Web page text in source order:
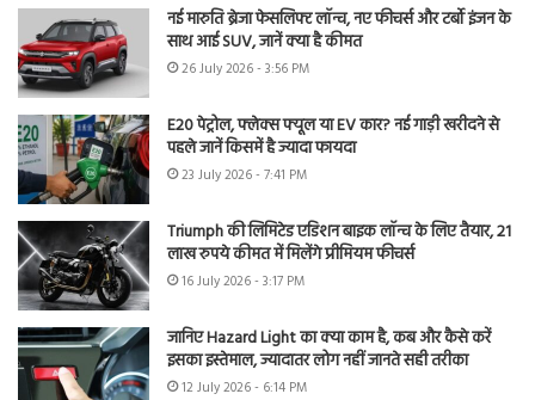
नई मारुति ब्रेजा फेसलिफ्ट लॉन्च, नए फीचर्स और टर्बो इंजन के
साथ आई SUV, जानें क्या है कीमत
26 July 2026 - 3:56 PM
E20 पेट्रोल, फ्लेक्स फ्यूल या EV कार? नई गाड़ी खरीदने से
पहले जानें किसमें है ज्यादा फायदा
23 July 2026 - 7:41 PM
Triumph की लिमिटेड एडिशन बाइक लॉन्च के लिए तैयार, 21
लाख रुपये कीमत में मिलेंगे प्रीमियम फीचर्स
16 July 2026 - 3:17 PM
जानिए Hazard Light का क्या काम है, कब और कैसे करें
इसका इस्तेमाल, ज्यादातर लोग नहीं जानते सही तरीका
12 July 2026 - 6:14 PM